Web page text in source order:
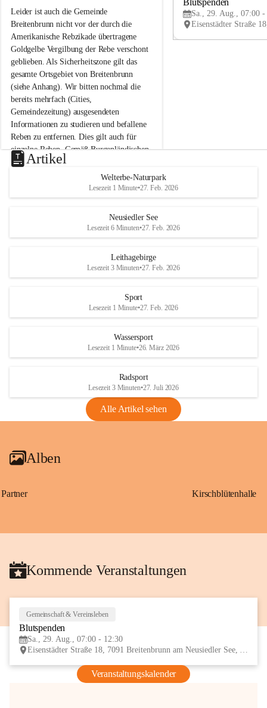
i
t
e
n
b
r
u
n
n
a
m
N
e
u
s
d
S
Leider ist auch die Gemeinde
Breitenbrunn nicht vor der durch die
Amerikanische Rebzikade übertragene
Goldgelbe Vergilbung der Rebe verschont
geblieben. Als Sicherheitszone gilt das
gesamte Ortsgebiet von Breitenbrunn
(siehe Anhang). Wir bitten nochmal die
bereits mehrfach (Cities,
Gemeindezeitung) ausgesendeten
Informationen zu studieren und befallene
Reben zu entfernen. Dies gilt auch für
einzelne Reben. Gemäß Burgenländischen
Weinbaugesetz sind nicht gepflegte oder
unzulässige Weingärten zu roden! Bitte
helfen wir zusammen um unsere Winzer
vor den prognostizierten Ernteausfällen
und den daraus folgenden wirtschaftlichen
Maßnahmen zur Bekämpfung
Rebe und der Amerikanischen
Anhang VBl. EU Nr. 18
1 Seite•1,4 MB
VBl. EU Nr. 18_2026
e
u
e
d
r
S
Blutspenden
Sa., 29. Aug., 07:00 -
Artikel
Welterbe-Naturpark
Lesezeit 1 Minute•27. Feb. 2026
Neusiedler See
Lesezeit 6 Minuten•27. Feb. 2026
Leithagebirge
Lesezeit 3 Minuten•27. Feb. 2026
Sport
Lesezeit 1 Minute•27. Feb. 2026
Wassersport
Lesezeit 1 Minute•26. März 2026
Radsport
Lesezeit 3 Minuten•27. Juli 2026
Alle Artikel sehen
Alben
Partner Kirschblütenhalle
Kommende Veranstaltungen
Gemeinschaft & Vereinsleben
Blutspenden
Sa., 29. Aug., 07:00 - 12:30
Eisenstädter Straße 18, 7091 Breitenbrunn am Neusiedler See, AUT
Veranstaltungskalender